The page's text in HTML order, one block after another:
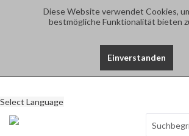
Diese Website verwendet Cookies,
bestmögliche Funktionalität bieten
Einverstanden
Select Language